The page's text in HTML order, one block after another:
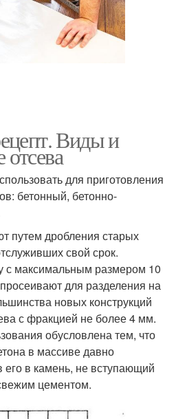
Виды и
для приготовления
бетонный, бетонно-
путем дробления старых
свой срок.
с максимальным размером 10
для разделения на
новых конструкций
с фракцией не более 4 мм.
обусловлена тем, что
в массиве давно
в камень, не вступающий
цементом.